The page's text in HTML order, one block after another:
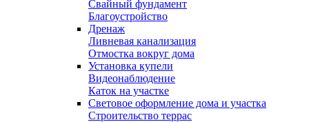
Свайный фундамент
Благоустройство
Дренаж
Ливневая канализация
Отмостка вокруг дома
Установка купели
Видеонаблюдение
Каток на участке
Световое оформление дома и участка
Строительство террас